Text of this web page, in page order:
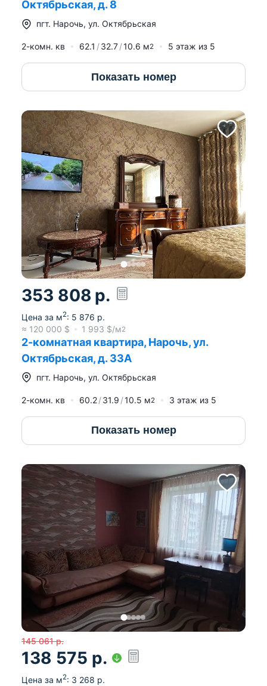
Октябрьская, д. 8
пгт. Нарочь, ул. Октябрьская
2-комн. кв 62.1 32.7 10.6 м2 5 этаж из 5
Показать номер
353 808 р.
Цена за м2: 5 876 р.
≈ 120 000 $ 1 993 $/м2
2-комнатная квартира, Нарочь, ул.
Октябрьская, д. 33А
пгт. Нарочь, ул. Октябрьская
2-комн. кв 60.2 31.9 10.5 м2 3 этаж из 5
Показать номер
145 061 р.
138 575 р.
Цена за м2: 3 268 р.